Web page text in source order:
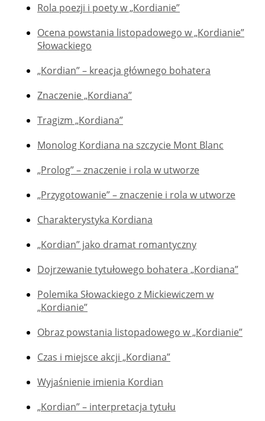
Rola poezji i poety w „Kordianie”
Ocena powstania listopadowego w „Kordianie”
Słowackiego
„Kordian” – kreacja głównego bohatera
Znaczenie „Kordiana”
Tragizm „Kordiana”
Monolog Kordiana na szczycie Mont Blanc
„Prolog” – znaczenie i rola w utworze
„Przygotowanie” – znaczenie i rola w utworze
Charakterystyka Kordiana
„Kordian” jako dramat romantyczny
Dojrzewanie tytułowego bohatera „Kordiana”
Polemika Słowackiego z Mickiewiczem w
„Kordianie”
Obraz powstania listopadowego w „Kordianie”
Czas i miejsce akcji „Kordiana”
Wyjaśnienie imienia Kordian
„Kordian” – interpretacja tytułu